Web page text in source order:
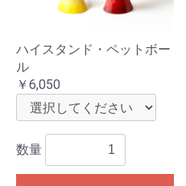
ハイスタンド・ペットボー
ル
￥6,050
数量